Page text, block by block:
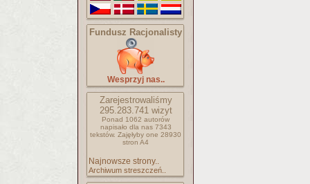
Fundusz Racjonalisty
Wesprzyj nas..
Zarejestrowaliśmy
295.283.741wizyt
Ponad 1062 autorów
napisało dla nas 7343
tekstów. Zajęłyby one 28930
stron A4
Najnowsze strony..
Archiwum streszczeń..